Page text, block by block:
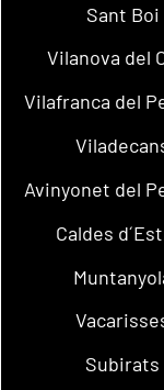
Sant Boi
Vilanova del
Vilafranca del
Avinyonet del
Caldes
Subirats